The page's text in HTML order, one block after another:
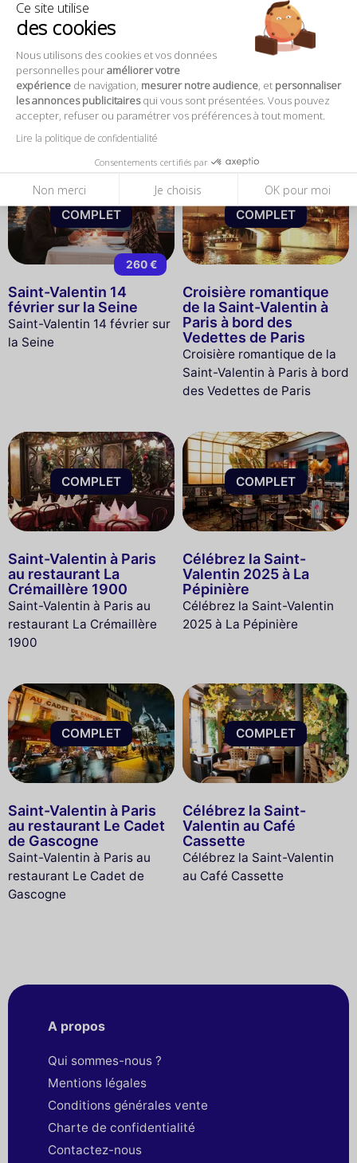
Ce site utilise
des cookies
Nous utilisons des cookies et vos données
personnelles pouraméliorer votre
expérience de navigation, mesurer notre audience , et personnaliser
les annonces publicitairesqui vous sont présentées. Vous pouvez
accepter, refuser ou paramétrer vos préférences à tout moment.
Lire la politique de confidentialité
Consentements certifiés par
Non merci Je choisis OK pour moi
à partir de
Saint-Valentin à Paris
au Moulin Rouge
Saint-Valentin à Paris au
Moulin Rouge
Dîner-Croisière de la
Saint Valentin à bord du
Dîner-Croisière de la Saint
Valentin à bord du Paris en
Scène
COMPLET
260 €
Saint-Valentin 14
février sur la Seine
Saint-Valentin 14 février sur
la Seine
COMPLET
Croisière romantique
de la Saint-Valentin à
Paris à bord des
Vedettes de Paris
Croisière romantique de la
Saint-Valentin à Paris à bord
des Vedettes de Paris
COMPLET
Saint-Valentin à Paris
au restaurant La
Crémaillère 1900
Saint-Valentin à Paris au
restaurant La Crémaillère
1900
COMPLET
Célébrez la Saint-
Valentin 2025 à La
Pépinière
Célébrez la Saint-Valentin
2025 à La Pépinière
COMPLET
Saint-Valentin à Paris
au restaurant Le Cadet
de Gascogne
Saint-Valentin à Paris au
restaurant Le Cadet de
Gascogne
COMPLET
Célébrez la Saint-
Valentin au Café
Cassette
Célébrez la Saint-Valentin
au Café Cassette
A propos
Qui sommes-nous ?
Mentions légales
Conditions générales vente
Charte de confidentialité
Contactez-nous